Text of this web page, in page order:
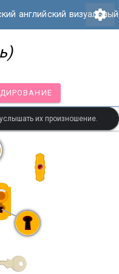
английский settings
АУДИРОВАНИЕ
их произношение.